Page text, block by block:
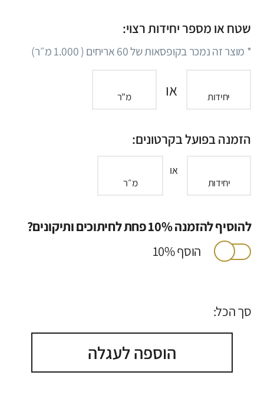
שטח או מספר יחידות רצוי:
* מוצר זה נמכר בקופסאות של60אריחים (1.000מ״ר)
יחידות או מ"ר
הזמנה בפועל בקרטונים:
יחידות
או
מ״ר
להוסיף להזמנה 10% פחת לחיתוכים ותיקונים?
הוסף 10%
סך הכל:
הוספה לעגלה